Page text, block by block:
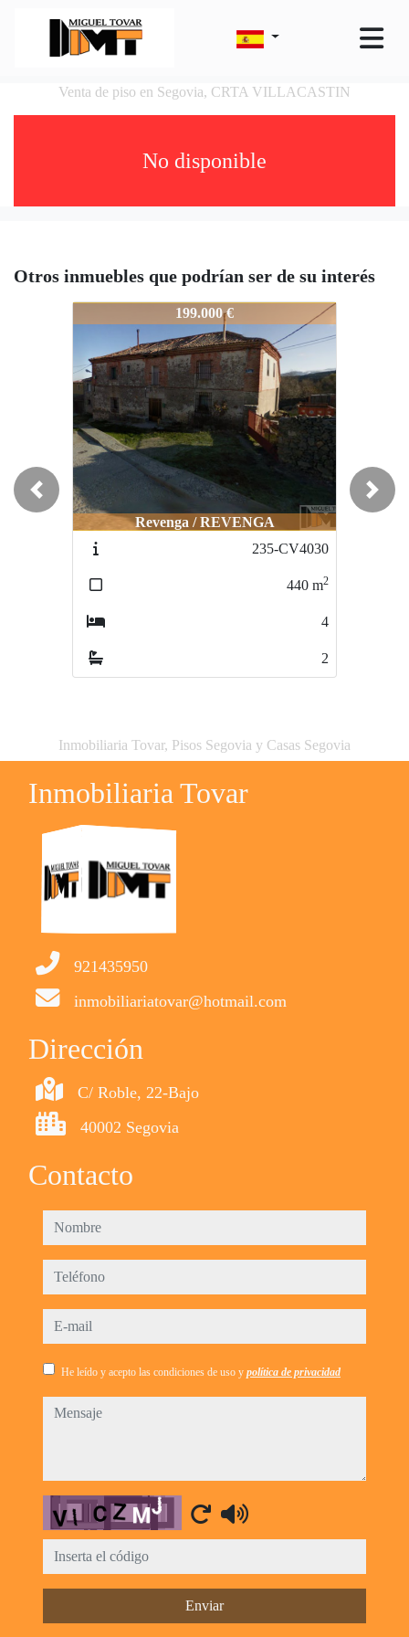
Venta de piso en Segovia, CRTA VILLACASTIN
No disponible
Otros inmuebles que podrían ser de su interés
199.000 €
Revenga / REVENGA
235-CV4030
440 m2
4
2
Previous Next
Inmobiliaria Tovar, Pisos Segovia y Casas Segovia
Inmobiliaria Tovar
921435950
inmobiliariatovar@hotmail.com
Dirección
C/ Roble, 22-Bajo
40002 Segovia
Contacto
nombre
teléfono
e-mail
He leído y acepto las condiciones de uso y política de privacidad
mensaje
Captcha
Enviar